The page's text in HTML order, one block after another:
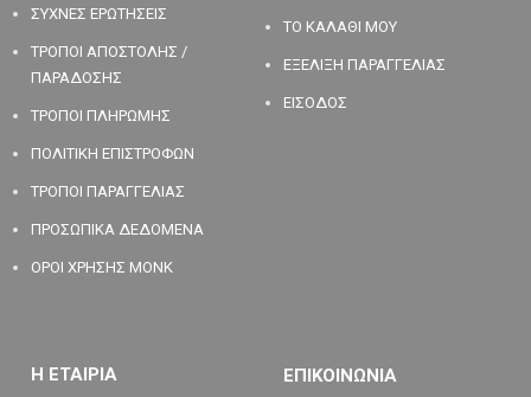
ΣΥΧΝΕΣ ΕΡΩΤΗΣΕΙΣ
ΤΡΟΠΟΙ ΑΠΟΣΤΟΛΗΣ /
ΠΑΡΑΔΟΣΗΣ
ΤΡΟΠΟΙ ΠΛΗΡΩΜΗΣ
ΠΟΛΙΤΙΚΗ ΕΠΙΣΤΡΟΦΩΝ
ΤΡΟΠΟΙ ΠΑΡΑΓΓΕΛΙΑΣ
ΠΡΟΣΩΠΙΚΑ ΔΕΔΟΜΕΝΑ
ΟΡΟΙ ΧΡΗΣΗΣ MONK
ΤΟ ΚΑΛΑΘΙ ΜΟΥ
ΕΞΕΛΙΞΗ ΠΑΡΑΓΓΕΛΙΑΣ
ΕΙΣΟΔΟΣ
Η ΕΤΑΙΡΙΑ ΕΠΙΚΟΙΝΩΝΙΑ